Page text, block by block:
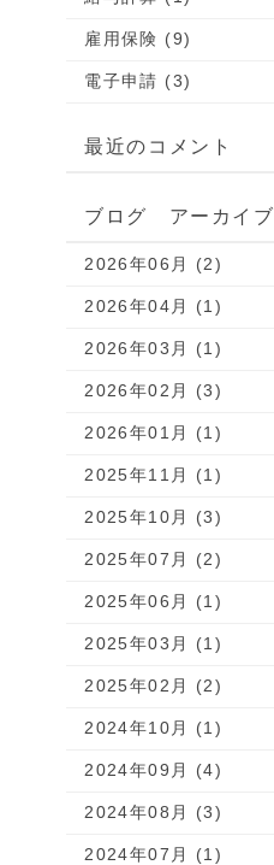
雇用保険 (9)
電子申請 (3)
最近のコメント
ブログ アーカイブ
2026年06月 (2)
2026年04月 (1)
2026年03月 (1)
2026年02月 (3)
2026年01月 (1)
2025年11月 (1)
2025年10月 (3)
2025年07月 (2)
2025年06月 (1)
2025年03月 (1)
2025年02月 (2)
2024年10月 (1)
2024年09月 (4)
2024年08月 (3)
2024年07月 (1)